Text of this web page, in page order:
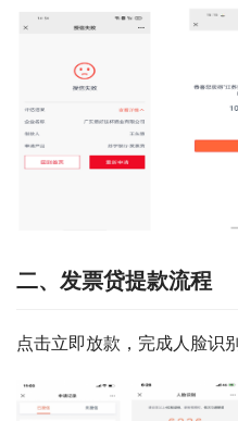
二、发票贷提款流程
点击立即放款，完成人脸识